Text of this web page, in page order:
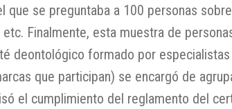
se preguntaba a 100 personas
Finalmente, esta muestra de
deontológico formado por
que participan) se encargó de
el cumplimiento del reglamento del